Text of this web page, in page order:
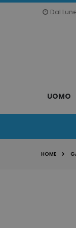
Dal
Salta
UOMO
HOME